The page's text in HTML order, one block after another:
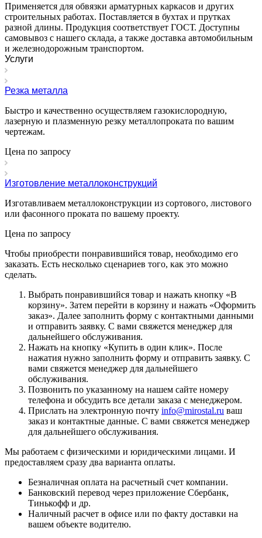
Применяется для обвязки арматурных каркасов и других
строительных работах. Поставляется в бухтах и прутках
разной длины. Продукция соответствует ГОСТ. Доступны
самовывоз с нашего склада, а также доставка автомобильным
и железнодорожным транспортом.
Услуги
Резка металла
Быстро и качественно осуществляем газокислородную,
лазерную и плазменную резку металлопроката по вашим
чертежам.
Цена по запросу
Изготовление металлоконструкций
Изготавливаем металлоконструкции из сортового, листового
или фасонного проката по вашему проекту.
Цена по запросу
Чтобы приобрести понравившийся товар, необходимо его
заказать. Есть несколько сценариев того, как это можно
сделать.
Выбрать понравившийся товар и нажать кнопку «В
корзину». Затем перейти в корзину и нажать «Оформить
заказ». Далее заполнить форму с контактными данными
и отправить заявку. С вами свяжется менеджер для
дальнейшего обслуживания.
Нажать на кнопку «Купить в один клик». После
нажатия нужно заполнить форму и отправить заявку. С
вами свяжется менеджер для дальнейшего
обслуживания.
Позвонить по указанному на нашем сайте номеру
телефона и обсудить все детали заказа с менеджером.
Прислать на электронную почту info@mirostal.ru ваш
заказ и контактные данные. С вами свяжется менеджер
для дальнейшего обслуживания.
Мы работаем с физическими и юридическими лицами. И
предоставляем сразу два варианта оплаты.
Безналичная оплата на расчетный счет компании.
Банковский перевод через приложение Сбербанк,
Тинькофф и др.
Наличный расчет в офисе или по факту доставки на
вашем объекте водителю.